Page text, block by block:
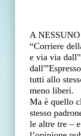
A
“Corriere
e via via
tutti allo
meno liberi.
Ma è quello
stesso
le altre tre –